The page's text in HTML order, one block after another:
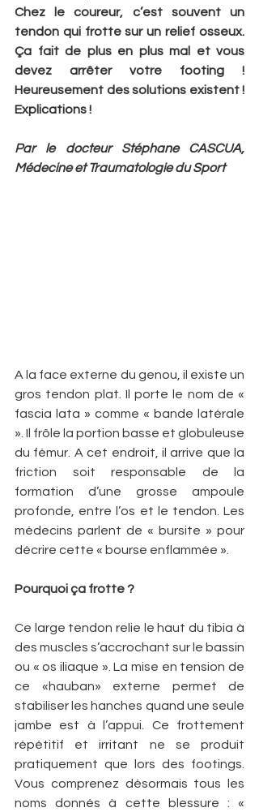
Chez le coureur, c’est souvent un
tendon qui frotte sur un relief osseux.
Ça fait de plus en plus mal et vous
devez arrêter votre footing !
Heureusement des solutions existent !
Explications !
Par le docteur Stéphane CASCUA,
Médecine et Traumatologie du Sport
A la face externe du genou, il existe un
gros tendon plat. Il porte le nom de «
fascia lata » comme « bande latérale
». Il frôle la portion basse et globuleuse
du fémur. A cet endroit, il arrive que la
friction soit responsable de la
formation d’une grosse ampoule
profonde, entre l’os et le tendon. Les
médecins parlent de « bursite » pour
décrire cette « bourse enflammée ».
Pourquoi ça frotte ?
Ce large tendon relie le haut du tibia à
des muscles s’accrochant sur le bassin
ou « os iliaque ». La mise en tension de
ce «hauban» externe permet de
stabiliser les hanches quand une seule
jambe est à l’appui. Ce frottement
répétitif et irritant ne se produit
pratiquement que lors des footings.
Vous comprenez désormais tous les
noms donnés à cette blessure : «